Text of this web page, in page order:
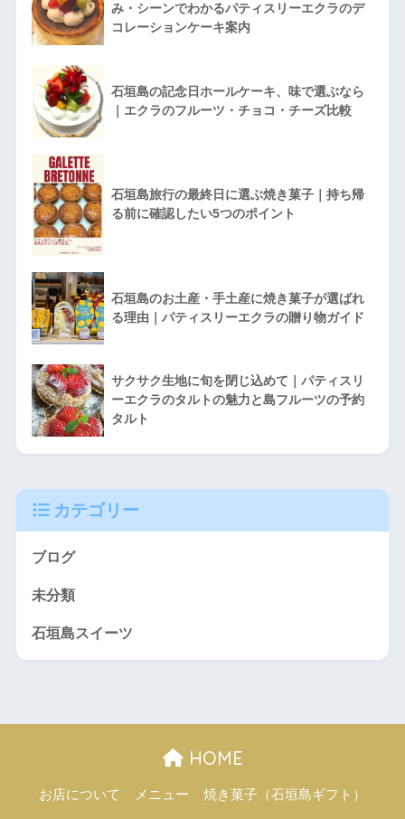
み・シーンでわかるパティスリーエクラのデ
コレーションケーキ案内
石垣島の記念日ホールケーキ、味で選ぶなら
｜エクラのフルーツ・チョコ・チーズ比較
石垣島旅行の最終日に選ぶ焼き菓子｜持ち帰
る前に確認したい5つのポイント
石垣島のお土産・手土産に焼き菓子が選ばれ
る理由｜パティスリーエクラの贈り物ガイド
サクサク生地に旬を閉じ込めて｜パティスリ
ーエクラのタルトの魅力と島フルーツの予約
タルト
カテゴリー
ブログ
未分類
石垣島スイーツ
HOME
お店について メニュー 焼き菓子（石垣島ギフト）